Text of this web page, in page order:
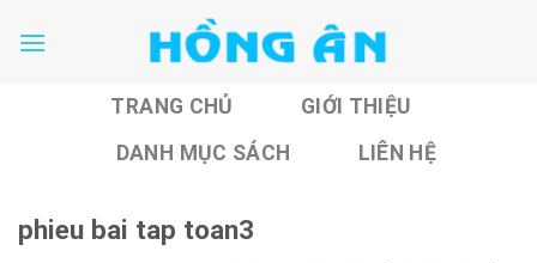
TRANG CHỦ
GIỚI THIỆU
DANH MỤC SÁCH
LIÊN HỆ
phieu bai tap toan3